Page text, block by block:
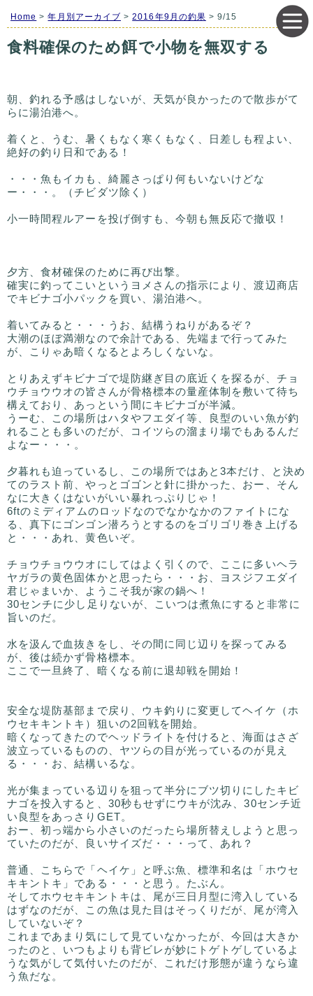
Home >年月別アーカイブ >2016年9月の釣果 > 9/15
食料確保のため餌で小物を無双する
朝、釣れる予感はしないが、天気が良かったので散歩がて
らに湯泊港へ。
着くと、うむ、暑くもなく寒くもなく、日差しも程よい、
絶好の釣り日和である！
・・・魚もイカも、綺麗さっぱり何もいないけどな
ー・・・。（チビダツ除く）
小一時間程ルアーを投げ倒すも、今朝も無反応で撤収！
夕方、食材確保のために再び出撃。
確実に釣ってこいというヨメさんの指示により、渡辺商店
でキビナゴ小パックを買い、湯泊港へ。
着いてみると・・・うお、結構うねりがあるぞ？
大潮のほぼ満潮なので余計である、先端まで行ってみた
が、こりゃあ暗くなるとよろしくないな。
とりあえずキビナゴで堤防継ぎ目の底近くを探るが、チョ
ウチョウウオの皆さんが骨格標本の量産体制を敷いて待ち
構えており、あっという間にキビナゴが半減。
うーむ、この場所はハタやフエダイ等、良型のいい魚が釣
れることも多いのだが、コイツらの溜まり場でもあるんだ
よなー・・・。
夕暮れも迫っているし、この場所ではあと3本だけ、と決め
てのラスト前、やっとゴゴンと針に掛かった、おー、そん
なに大きくはないがいい暴れっぷりじゃ！
6ftのミディアムのロッドなのでなかなかのファイトにな
る、真下にゴンゴン潜ろうとするのをゴリゴリ巻き上げる
と・・・あれ、黄色いぞ。
チョウチョウウオにしてはよく引くので、ここに多いヘラ
ヤガラの黄色固体かと思ったら・・・お、ヨスジフエダイ
君じゃまいか、ようこそ我が家の鍋へ！
30センチに少し足りないが、こいつは煮魚にすると非常に
旨いのだ。
水を汲んで血抜きをし、その間に同じ辺りを探ってみる
が、後は続かず骨格標本。
ここで一旦終了、暗くなる前に退却戦を開始！
安全な堤防基部まで戻り、ウキ釣りに変更してヘイケ（ホ
ウセキキントキ）狙いの2回戦を開始。
暗くなってきたのでヘッドライトを付けると、海面はさざ
波立っているものの、ヤツらの目が光っているのが見え
る・・・お、結構いるな。
光が集まっている辺りを狙って半分にブツ切りにしたキビ
ナゴを投入すると、30秒もせずにウキが沈み、30センチ近
い良型をあっさりGET。
おー、初っ端から小さいのだったら場所替えしようと思っ
ていたのだが、良いサイズだ・・・って、あれ？
普通、こちらで「ヘイケ」と呼ぶ魚、標準和名は「ホウセ
キキントキ」である・・・と思う。たぶん。
そしてホウセキキントキは、尾が三日月型に湾入している
はずなのだが、この魚は見た目はそっくりだが、尾が湾入
していないぞ？
これまであまり気にして見ていなかったが、今回は大きか
ったのと、いつもよりも背ビレが妙にトゲトゲしているよ
うな気がして気付いたのだが、これだけ形態が違うなら違
う魚だな。